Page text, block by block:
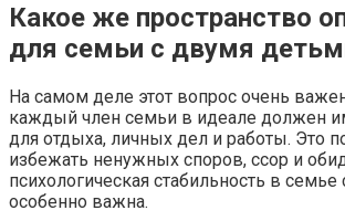
Какое же пространство
для семьи с двумя
На самом деле этот вопрос очень
каждый член семьи в идеале должен
для отдыха, личных дел и работы. Это
избежать ненужных споров, ссор и
психологическая стабильность в
особенно важна.